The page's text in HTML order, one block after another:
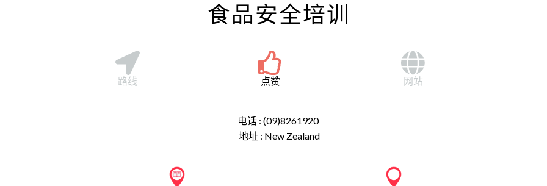
食品安全培训
路线 点赞 网站
电话 : (09)8261920
地址 : New Zealand